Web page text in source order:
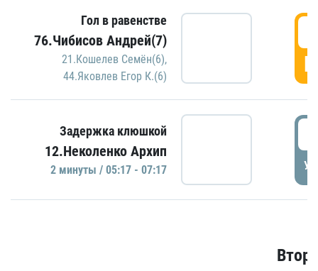
Гол в равенстве
76.Чибисов Андрей(7)
21.Кошелев Семён(6),
44.Яковлев Егор К.(6)
Задержка клюшкой
12.Неколенко Архип
2 минуты / 05:17 - 07:17